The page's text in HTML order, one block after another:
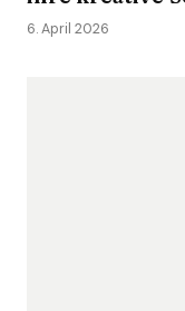
6. April 2026